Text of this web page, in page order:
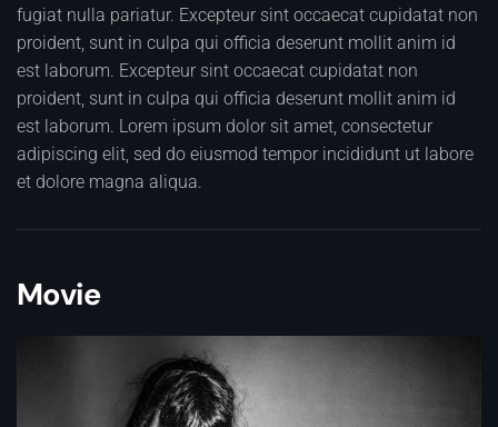
fugiat nulla pariatur. Excepteur sint occaecat cupidatat non
proident, sunt in culpa qui officia deserunt mollit anim id
est laborum. Excepteur sint occaecat cupidatat non
proident, sunt in culpa qui officia deserunt mollit anim id
est laborum. Lorem ipsum dolor sit amet, consectetur
adipiscing elit, sed do eiusmod tempor incididunt ut labore
et dolore magna aliqua.
Movie